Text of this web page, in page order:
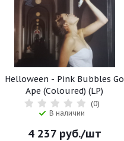
Helloween - Pink Bubbles Go
Ape (Coloured) (LP)
(0)
В наличии
4 237руб./шт